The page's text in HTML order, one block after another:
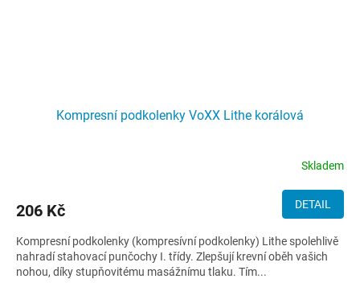
Kompresní podkolenky VoXX Lithe korálová
Skladem
206 Kč DETAIL
Kompresní podkolenky (kompresívní podkolenky) Lithe spolehlivě
nahradí stahovací punčochy I. třídy. Zlepšují krevní oběh vašich
nohou, díky stupňovitému masážnímu tlaku. Tím...